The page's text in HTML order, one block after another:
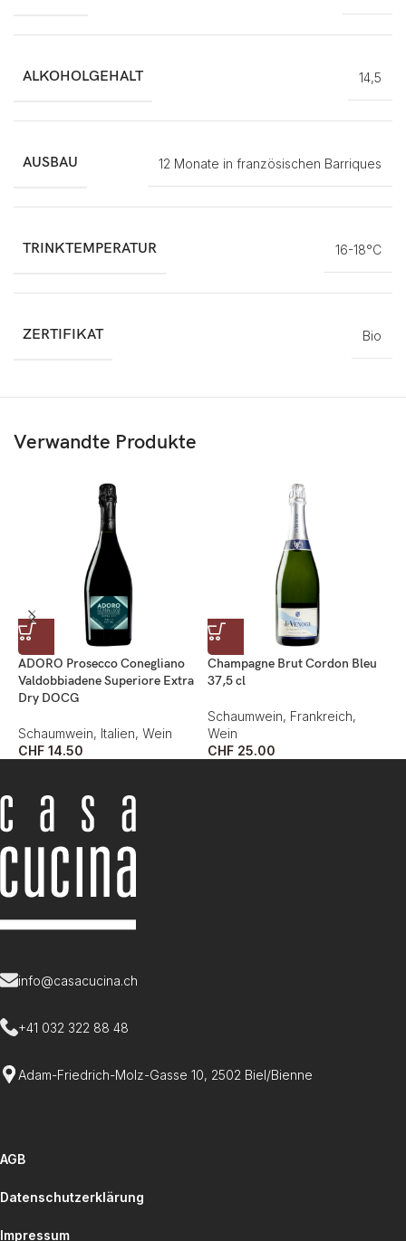
ALKOHOLGEHALT 14,5
AUSBAU 12 Monate in französischen Barriques
TRINKTEMPERATUR 16-18°C
ZERTIFIKAT Bio
Verwandte Produkte
ADORO Prosecco Conegliano
Valdobbiadene Superiore Extra
Dry DOCG
Schaumwein, Italien, Wein
CHF 14.50
Champagne Brut Cordon Bleu
37,5 cl
Schaumwein, Frankreich,
Wein
CHF 25.00
info@casacucina.ch
+41 032 322 88 48
Adam-Friedrich-Molz-Gasse 10, 2502 Biel/Bienne
AGB
Datenschutzerklärung
Impressum